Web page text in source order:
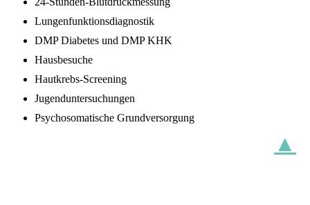
Lungenfunktionsdiagnostik
DMP Diabetes und DMP KHK
Hausbesuche
Hautkrebs-Screening
Jugenduntersuchungen
Psychosomatische Grundversorgung
▲